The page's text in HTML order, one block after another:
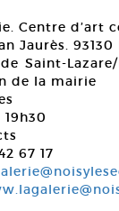
Centre d’art
Jaurès.
de Saint-
de la mairie
19h30
67 17